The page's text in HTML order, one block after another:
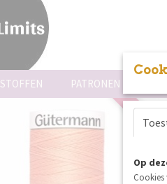
STOFFEN PATRONEN
5%
Op